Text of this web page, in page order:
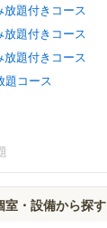
題付きコース
題付きコース
題付きコース
題コース
室・設備から探す